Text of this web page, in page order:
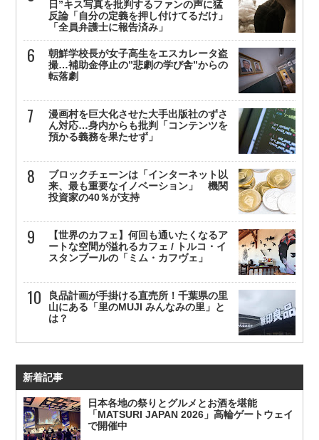
日”キス写真を批判するファンの声に猛
反論「自分の定義を押し付けてるだけ」
「全員弁護士に報告済み」
朝鮮学校長が女子高生をエスカレータ盗
撮…補助金停止の”悲劇の学び舎”からの
転落劇
漫画村を巨大化させた大手出版社のずさ
ん対応…身内からも批判「コンテンツを
預かる義務を果たせず」
ブロックチェーンは「インターネット以
来、最も重要なイノベーション」 機関
投資家の40％が支持
【世界のカフェ】何回も通いたくなるア
ートな空間が溢れるカフェ / トルコ・イ
スタンブールの「ミム・カフヴェ」
良品計画が手掛ける直売所！千葉県の里
山にある「里のMUJI みんなみの里」と
は？
新着記事
日本各地の祭りとグルメとお酒を堪能
「MATSURI JAPAN 2026」高輪ゲートウェイ
で開催中